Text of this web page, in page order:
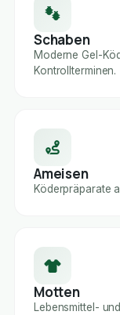
Schaben
Moderne Gel-
Kontrollterminen.
Ameisen
Köderpräparate
Motten
Lebensmittel-